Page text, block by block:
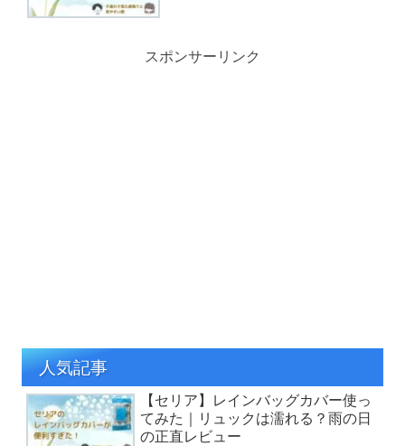
スポンサーリンク
人気記事
【セリア】レインバッグカバー使っ
てみた｜リュックは濡れる？雨の日
の正直レビュー